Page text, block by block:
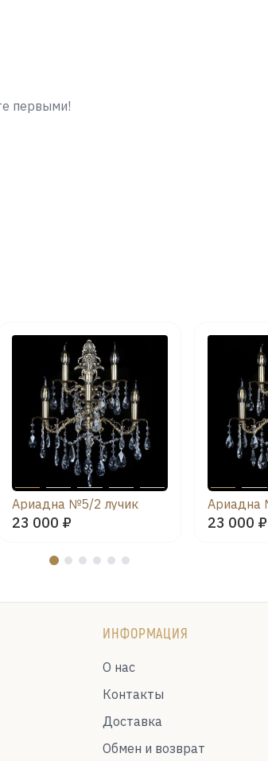
первыми!
Ариадна №5/2 лучик
23 000 ₽
Ариадна
23 000 ₽
ИНФОРМАЦИЯ
О нас
Контакты
Доставка
Обмен и возврат